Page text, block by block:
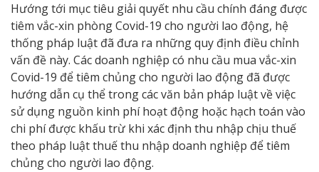
Hướng tới mục tiêu giải quyết nhu cầu chính đáng được
tiêm vắc-xin phòng Covid-19 cho người lao động, hệ
thống pháp luật đã đưa ra những quy định điều chỉnh
vấn đề này. Các doanh nghiệp có nhu cầu mua vắc-xin
Covid-19 để tiêm chủng cho người lao động đã được
hướng dẫn cụ thể trong các văn bản pháp luật về việc
sử dụng nguồn kinh phí hoạt động hoặc hạch toán vào
chi phí được khấu trừ khi xác định thu nhập chịu thuế
theo pháp luật thuế thu nhập doanh nghiệp để tiêm
chủng cho người lao động.